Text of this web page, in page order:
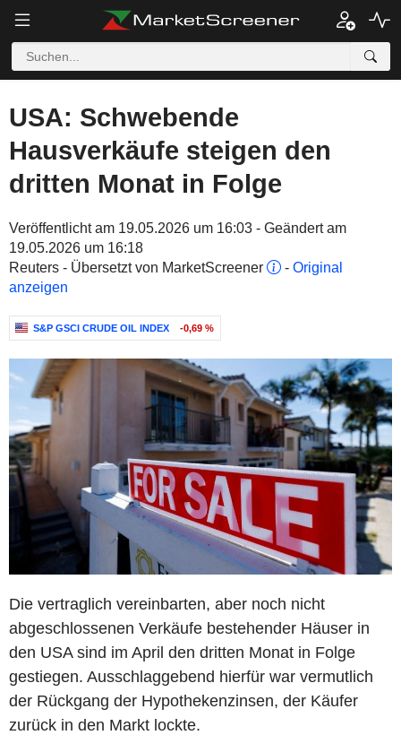
USA: Schwebende
Hausverkäufe steigen den
dritten Monat in Folge
Veröffentlicht am 19.05.2026 um 16:03 - Geändert am
19.05.2026 um 16:18
Reuters - Übersetzt von MarketScreener
- Original
anzeigen
S&P GSCI CRUDE OIL INDEX -0,69 %
Die vertraglich vereinbarten, aber noch nicht
abgeschlossenen Verkäufe bestehender Häuser in
den USA sind im April den dritten Monat in Folge
gestiegen. Ausschlaggebend hierfür war vermutlich
der Rückgang der Hypothekenzinsen, der Käufer
zurück in den Markt lockte.